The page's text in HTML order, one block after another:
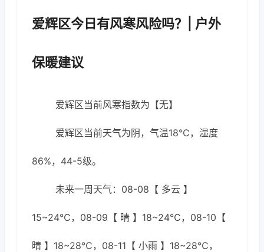
爱辉区今日有风寒风险吗？| 户外
保暖建议
爱辉区当前风寒指数为【无】
爱辉区当前天气为阴，气温18℃，湿度
86%，44-5级。
未来一周天气：08-08【 多云 】
15~24℃，08-09【 晴 】18~24℃，08-10【
晴 】18~28℃，08-11【 小雨 】18~28℃，